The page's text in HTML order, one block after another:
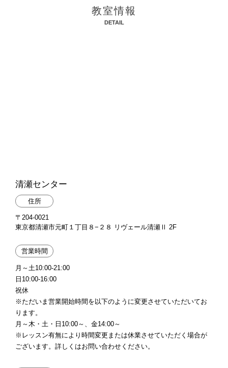
教室情報
DETAIL
清瀬センター
住所
〒204-0021
東京都清瀬市元町１丁目８−２８ リヴェール清瀬Ⅱ 2F
営業時間
月～土10:00-21:00
日10:00-16:00
祝休
※ただいま営業開始時間を以下のように変更させていただいてお
ります。
月～木・土・日10:00～、金14:00～
※レッスン有無により時間変更または休業させていただく場合が
ございます。詳しくはお問い合わせください。